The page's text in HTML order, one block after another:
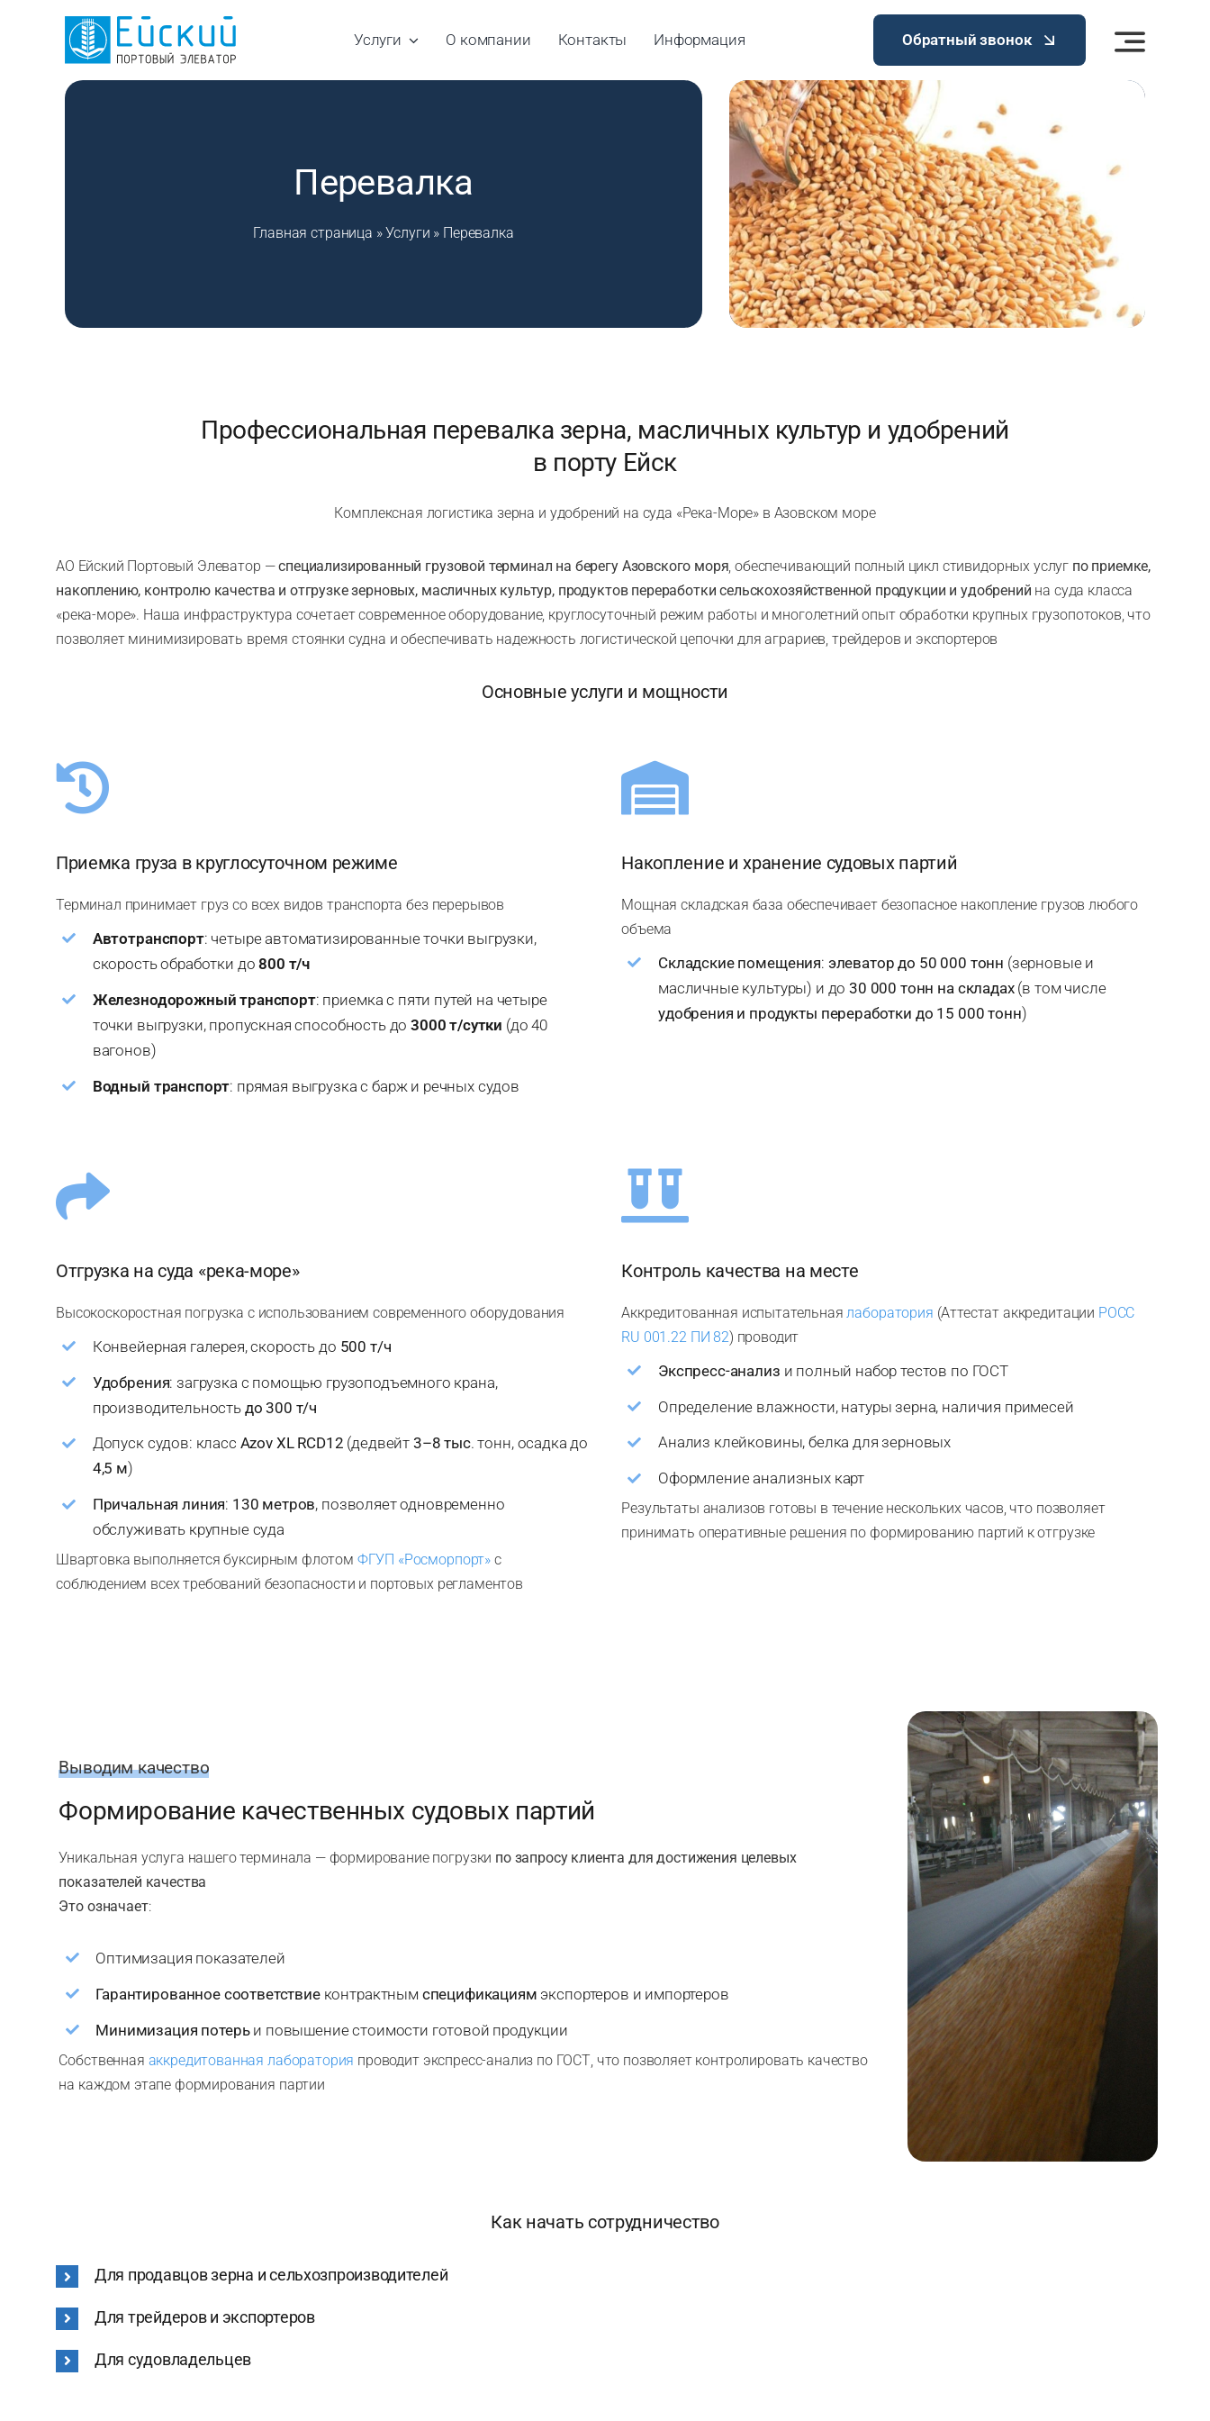
Услуги О компании Контакты Информация Обратный звонок
Перевалка
Главная страница »Услуги » Перевалка
Профессиональная перевалка зерна, масличных культур и удобрений
в порту Ейск
Комплексная логистика зерна и удобрений на суда «Река-Море» в Азовском море
АО Ейский Портовый Элеватор —специализированный грузовой терминал на берегу Азовского моря, обеспечивающий полный цикл стивидорных услуг по приемке,
накоплению, контролю качества и отгрузке зерновых, масличных культур, продуктов переработки сельскохозяйственной продукции и удобрений на суда класса
«река-море». Наша инфраструктура сочетает современное оборудование, круглосуточный режим работы и многолетний опыт обработки крупных грузопотоков, что
позволяет минимизировать время стоянки судна и обеспечивать надежность логистической цепочки для аграриев, трейдеров и экспортеров
Основные услуги и мощности
Приемка груза в круглосуточном режиме
Терминал принимает груз со всех видов транспорта без перерывов
Автотранспорт: четыре автоматизированные точки выгрузки,
скорость обработки до800 т/ч
Железнодорожный транспорт: приемка с пяти путей на четыре
точки выгрузки, пропускная способность до3000 т/сутки (до 40
вагонов)
Водный транспорт: прямая выгрузка с барж и речных судов
Накопление и хранение судовых партий
Мощная складская база обеспечивает безопасное накопление грузов любого
объема
Складские помещения: элеватор до 50 000 тонн (зерновые и
масличные культуры) и до 30 000 тонн на складах(в том числе
удобрения и продукты переработки до 15 000 тонн)
Отгрузка на суда «река-море»
Высокоскоростная погрузка с использованием современного оборудования
Конвейерная галерея, скорость до 500 т/ч
Удобрения: загрузка с помощью грузоподъемного крана,
производительность до 300 т/ч
Допуск судов: класс Azov XL RCD12 (дедвейт 3–8 тыс. тонн, осадка до
4,5 м)
Причальная линия: 130 метров, позволяет одновременно
обслуживать крупные суда
Швартовка выполняется буксирным флотом ФГУП «Росморпорт» с
соблюдением всех требований безопасности и портовых регламентов
Контроль качества на месте
Аккредитованная испытательная лаборатория (Аттестат аккредитации РОСС
RU 001.22 ПИ 82) проводит
Экспресс-анализ и полный набор тестов по ГОСТ
Определение влажности, натуры зерна, наличия примесей
Анализ клейковины, белка для зерновых
Оформление анализных карт
Результаты анализов готовы в течение нескольких часов, что позволяет
принимать оперативные решения по формированию партий к отгрузке
Выводим качество
Формирование качественных судовых партий
Уникальная услуга нашего терминала — формирование погрузки по запросу клиента для достижения целевых
показателей качества
Это означает:
Оптимизация показателей
Гарантированное соответствиеконтрактным спецификациям экспортеров и импортеров
Минимизация потерьи повышение стоимости готовой продукции
Собственная аккредитованная лаборатория проводит экспресс-анализ по ГОСТ, что позволяет контролировать качество
на каждом этапе формирования партии
Как начать сотрудничество
Для продавцов зерна и сельхозпроизводителей
Для трейдеров и экспортеров
Для судовладельцев